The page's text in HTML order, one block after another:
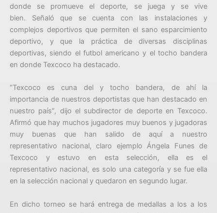
donde se promueve el deporte, se juega y se vive
bien. Señaló que se cuenta con las instalaciones y
complejos deportivos que permiten el sano esparcimiento
deportivo, y que la práctica de diversas disciplinas
deportivas, siendo el futbol americano y el tocho bandera
en donde Texcoco ha destacado.
“Texcoco es cuna del y tocho bandera, de ahí la
importancia de nuestros deportistas que han destacado en
nuestro país”, dijo el subdirector de deporte en Texcoco.
Afirmó que hay muchos jugadores muy buenos y jugadoras
muy buenas que han salido de aquí a nuestro
representativo nacional, claro ejemplo Ángela Funes de
Texcoco y estuvo en esta selección, ella es el
representativo nacional, es solo una categoría y se fue ella
en la selección nacional y quedaron en segundo lugar.
En dicho torneo se hará entrega de medallas a los a los